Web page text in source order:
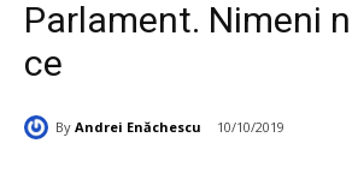
Parlament. Nimeni
ce
By Andrei Enăchescu 10/10/2019